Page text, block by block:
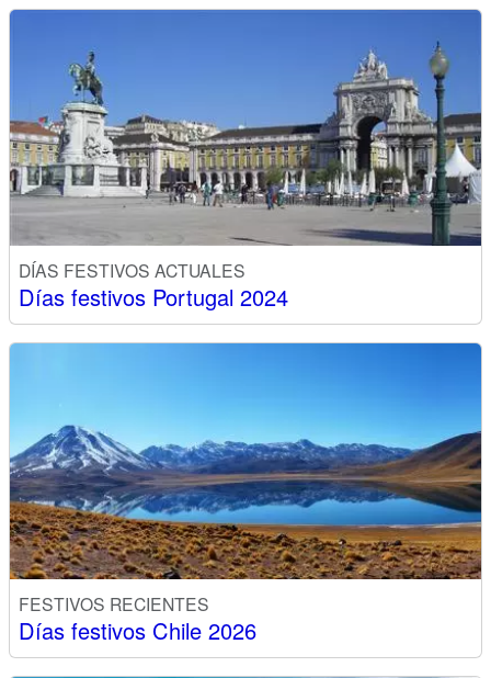
DÍAS FESTIVOS ACTUALES
Días festivos Portugal 2024
FESTIVOS RECIENTES
Días festivos Chile 2026